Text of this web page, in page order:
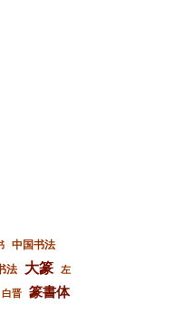
中国书法
法 大篆 左
白晋 篆書体